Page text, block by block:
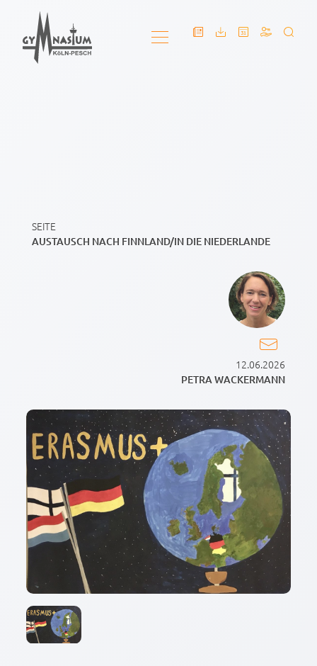
SEITE
AUSTAUSCH NACH FINNLAND/IN DIE NIEDERLANDE
12.06.2026
PETRA WACKERMANN